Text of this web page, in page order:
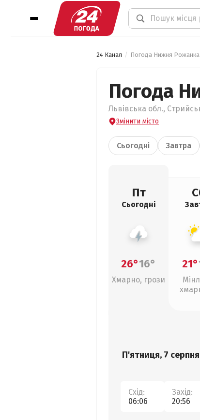
24 Канал Погода Нижня Рожанка
Погода
Львівська обл.,
Змінити місто
Сьогодні Завтра
Пт
Сьогодні
26°16°
Хмарно, грози
21°
П'ятниця, 7 серпня
Схід:
06:06
Захід:
20:56